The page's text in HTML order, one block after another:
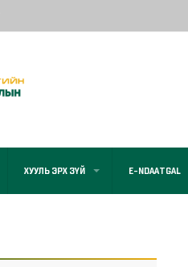
ХУУЛЬ ЭРХ ЗҮЙ E-NDAATGAL